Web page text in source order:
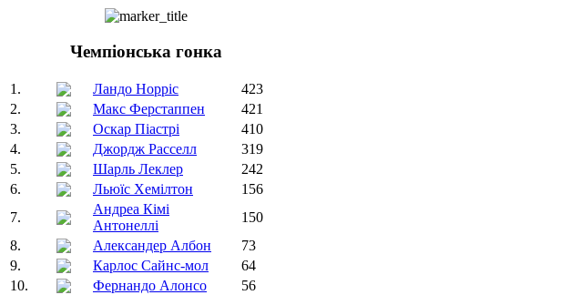
Чемпіонська гонка
1. Ландо Норріс
423
2.
Макс Ферстаппен
421
3.
Оскар Піастрі
410
4.
Джордж Расселл
319
5.
Шарль Леклер
242
6.
Льюїс Хемілтон
156
7.
Андреа Кімі
Антонеллі
150
8.
Александер Албон
73
9.
Карлос Сайнс-мол
64
10.
Фернандо Алонсо
56